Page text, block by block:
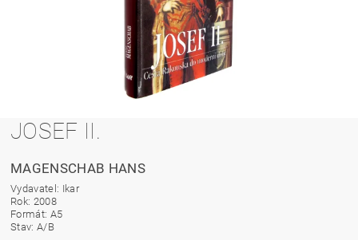
JOSEF II.
MAGENSCHAB HANS
Vydavatel: Ikar
Rok: 2008
Formát: A5
Stav: A/B